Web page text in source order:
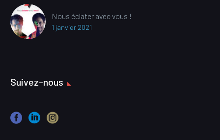
Nous éclater avec vous !
1 janvier 2021
Suivez-nous